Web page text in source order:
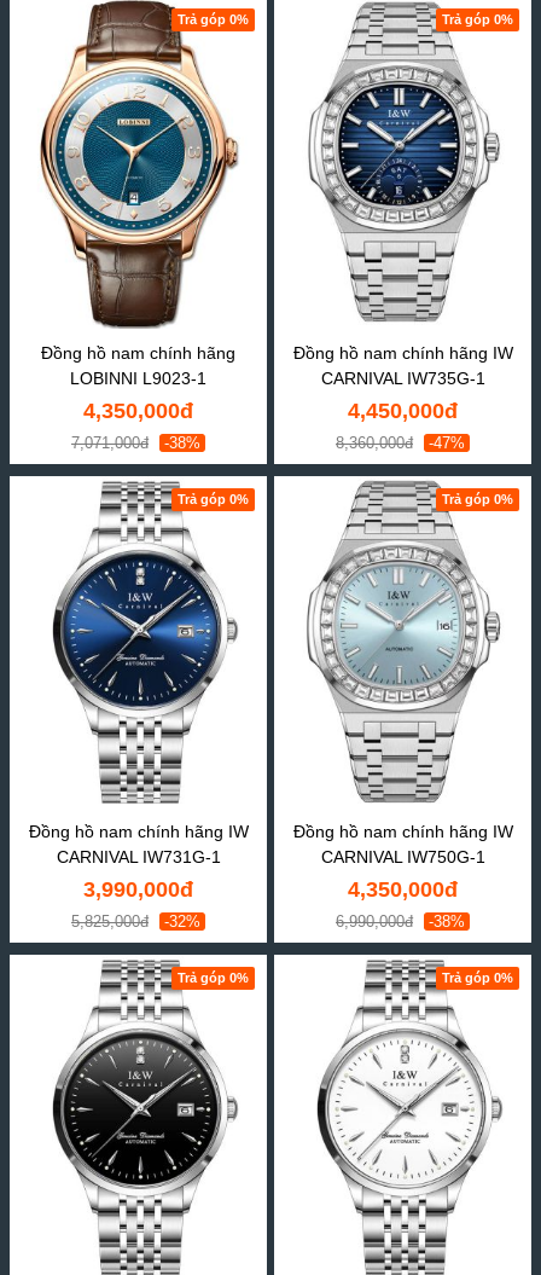
Trả góp 0%
Đồng hồ nam chính hãng
LOBINNI L9023-1
4,350,000đ
7,071,000đ -38%
Trả góp 0%
Đồng hồ nam chính hãng IW
CARNIVAL IW735G-1
4,450,000đ
8,360,000đ -47%
Trả góp 0%
Đồng hồ nam chính hãng IW
CARNIVAL IW731G-1
3,990,000đ
5,825,000đ -32%
Trả góp 0%
Đồng hồ nam chính hãng IW
CARNIVAL IW750G-1
4,350,000đ
6,990,000đ -38%
Trả góp 0% Trả góp 0%